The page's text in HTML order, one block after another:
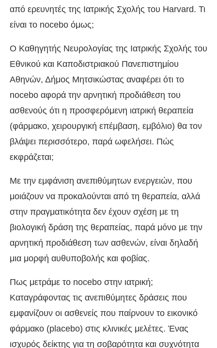
από ερευνητές της Ιατρικής Σχολής του Harvard. Τι
είναι το nocebo όμως;
Ο Καθηγητής Νευρολογίας της Ιατρικής Σχολής του
Εθνικού και Καποδιστριακού Πανεπιστημίου
Αθηνών, Δήμος Μητσικώστας αναφέρει ότι το
nocebo αφορά την αρνητική προδιάθεση του
ασθενούς ότι η προσφερόμενη ιατρική θεραπεία
(φάρμακο, χειρουργική επέμβαση, εμβόλιο) θα τον
βλάψει περισσότερο, παρά ωφελήσει. Πώς
εκφράζεται;
Με την εμφάνιση ανεπιθύμητων ενεργειών, που
μοιάζουν να προκαλούνται από τη θεραπεία, αλλά
στην πραγματικότητα δεν έχουν σχέση με τη
βιολογική δράση της θεραπείας, παρά μόνο με την
αρνητική προδιάθεση των ασθενών, είναι δηλαδή
μια μορφή αυθυποβολής και φοβίας.
Πως μετράμε το nocebo στην ιατρική;
Καταγράφοντας τις ανεπιθύμητες δράσεις που
εμφανίζουν οι ασθενείς που παίρνουν το εικονικό
φάρμακο (placebo) στις κλινικές μελέτες. Ένας
ισχυρός δείκτης για τη σοβαρότητα και συχνότητα